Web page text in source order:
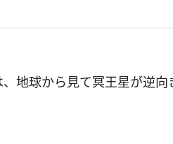
地球から見て冥王星が逆